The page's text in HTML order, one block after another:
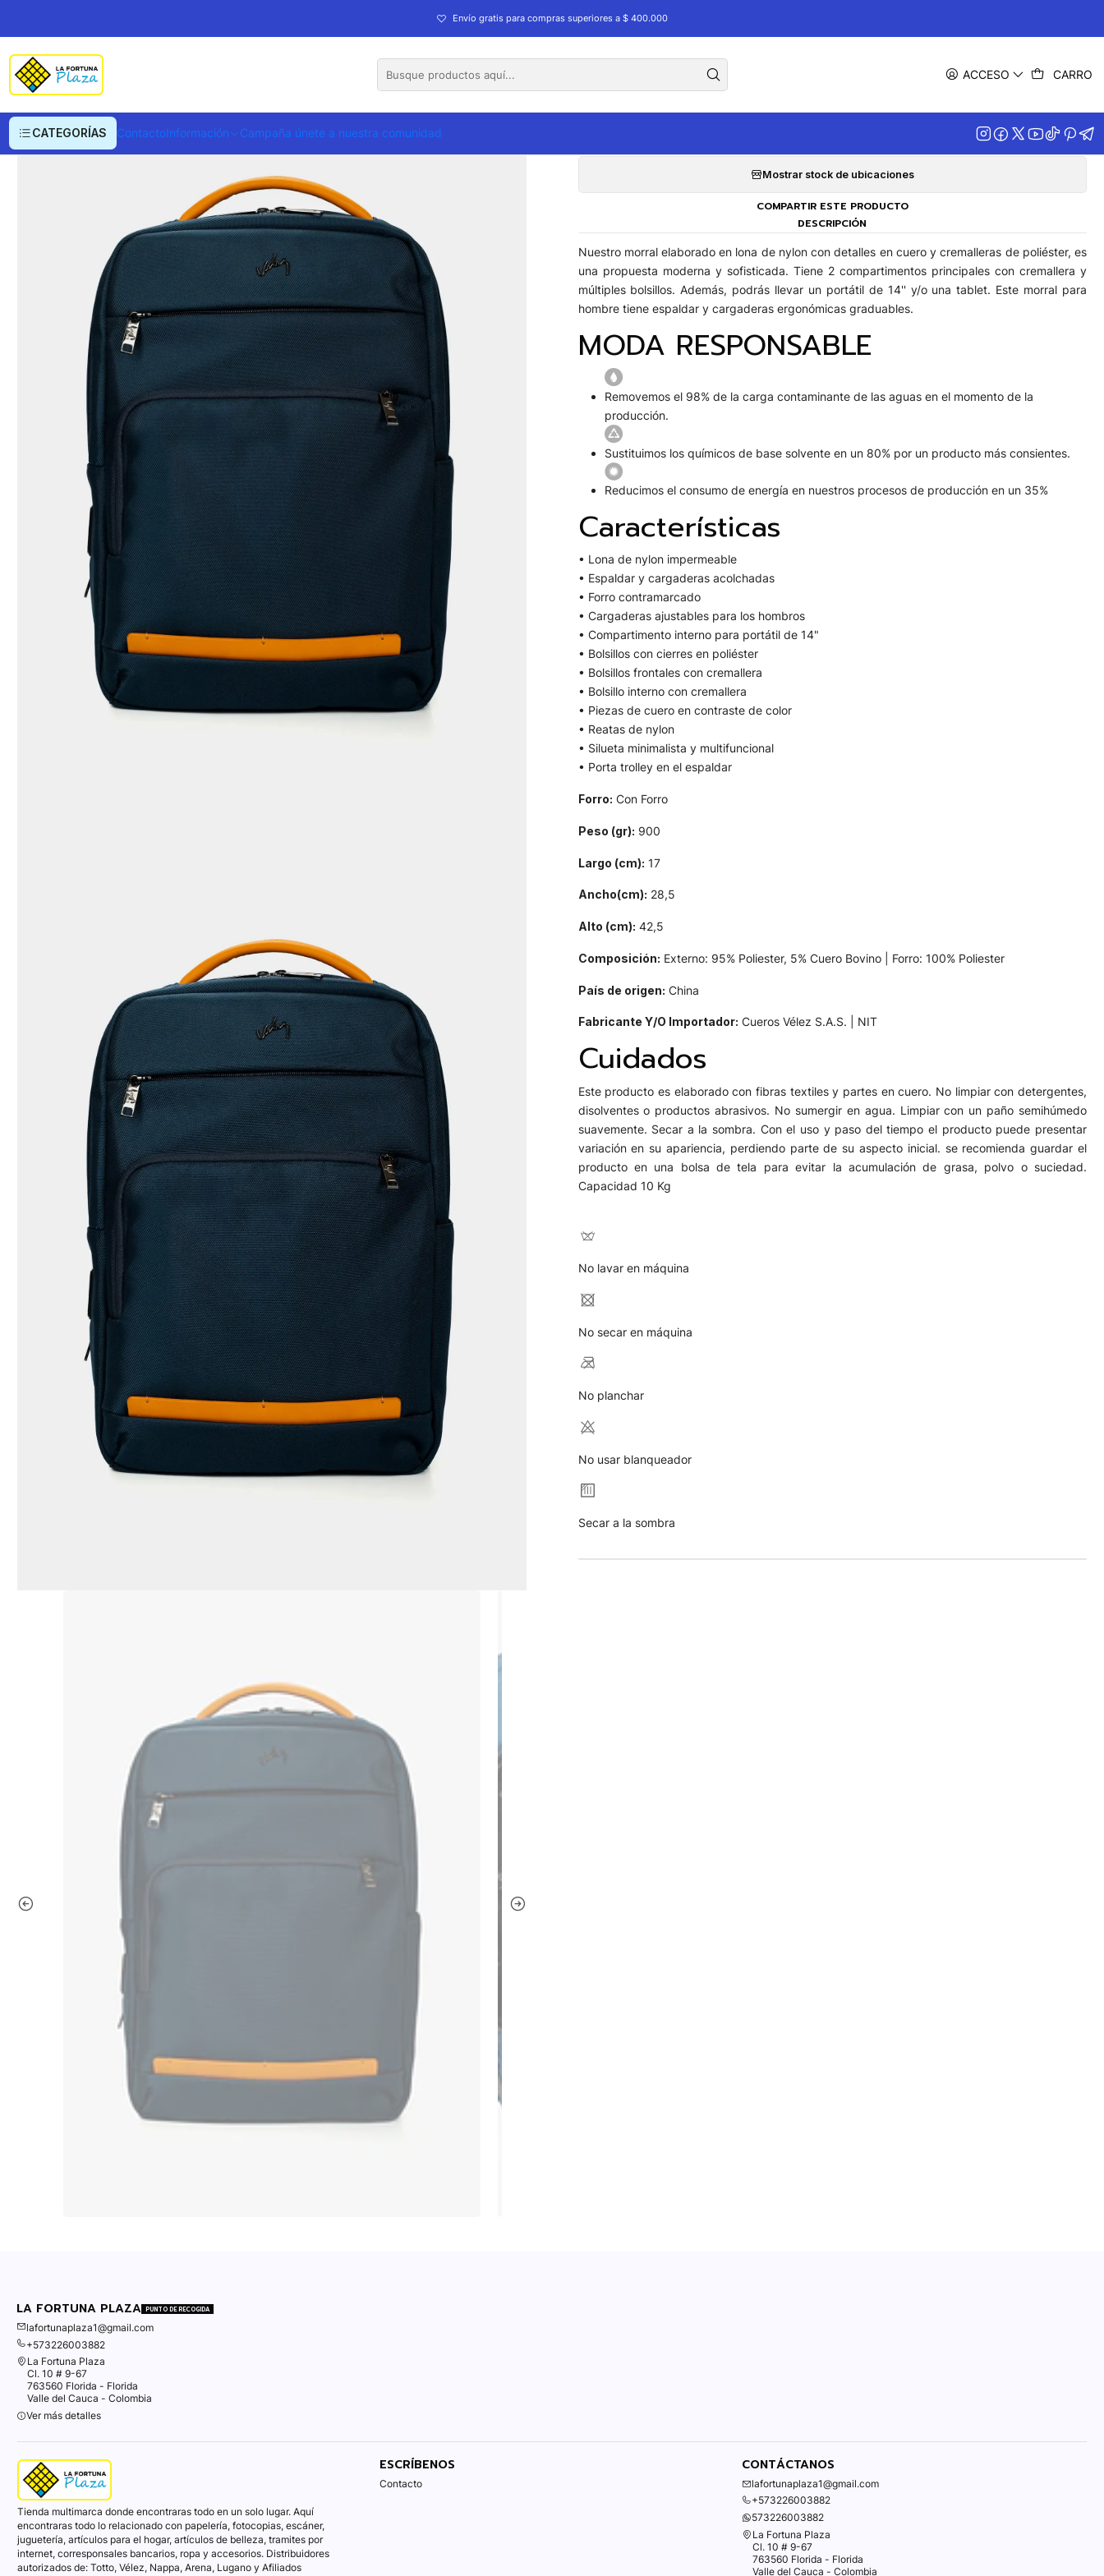
ACCESO CARRO
CATEGORÍAS ContactoInformación Campaña únete a nuestra comunidad
Envío gratis para compras superiores a $ 400.000
Maletas Tula Morral Velez Ginger Retro
Tula Morral Velez Ginger Retro
Mostrar stock de ubicaciones
COMPARTIR ESTE PRODUCTO
DESCRIPCIÓN
Nuestro morral elaborado en lona de nylon con detalles en cuero y cremalleras de poliéster, es
una propuesta moderna y sofisticada. Tiene 2 compartimentos principales con cremallera y
múltiples bolsillos. Además, podrás llevar un portátil de 14'' y/o una tablet. Este morral para
hombre tiene espaldar y cargaderas ergonómicas graduables.
MODA RESPONSABLE
Removemos el 98% de la carga contaminante de las aguas en el momento de la
producción.
Sustituimos los químicos de base solvente en un 80% por un producto más consientes.
Reducimos el consumo de energía en nuestros procesos de producción en un 35%
Características
• Lona de nylon impermeable
• Espaldar y cargaderas acolchadas
• Forro contramarcado
• Cargaderas ajustables para los hombros
• Compartimento interno para portátil de 14"
• Bolsillos con cierres en poliéster
• Bolsillos frontales con cremallera
• Bolsillo interno con cremallera
• Piezas de cuero en contraste de color
• Reatas de nylon
• Silueta minimalista y multifuncional
• Porta trolley en el espaldar
Forro: Con Forro
Peso (gr): 900
Largo (cm): 17
Ancho(cm): 28,5
Alto (cm): 42,5
Composición: Externo: 95% Poliester, 5% Cuero Bovino | Forro: 100% Poliester
País de origen: China
Fabricante Y/O Importador: Cueros Vélez S.A.S. | NIT
Cuidados
Este producto es elaborado con fibras textiles y partes en cuero. No limpiar con detergentes,
disolventes o productos abrasivos. No sumergir en agua. Limpiar con un paño semihúmedo
suavemente. Secar a la sombra. Con el uso y paso del tiempo el producto puede presentar
variación en su apariencia, perdiendo parte de su aspecto inicial. se recomienda guardar el
producto en una bolsa de tela para evitar la acumulación de grasa, polvo o suciedad.
Capacidad 10 Kg
No lavar en máquina
No secar en máquina
No planchar
No usar blanqueador
Secar a la sombra
LA FORTUNA PLAZA PUNTO DE RECOGIDA
lafortunaplaza1@gmail.com
+573226003882
La Fortuna Plaza
Cl. 10 # 9-67
763560 Florida - Florida
Valle del Cauca - Colombia
Ver más detalles
Tienda multimarca donde encontraras todo en un solo lugar. Aquí
encontraras todo lo relacionado con papelería, fotocopias, escáner,
juguetería, artículos para el hogar, artículos de belleza, tramites por
internet, corresponsales bancarios, ropa y accesorios. Distribuidores
autorizados de: Totto, Vélez, Nappa, Arena, Lugano y Afiliados
ESCRÍBENOS
Contacto
CONTÁCTANOS
lafortunaplaza1@gmail.com
+573226003882
573226003882
La Fortuna Plaza
Cl. 10 # 9-67
763560 Florida - Florida
Valle del Cauca - Colombia